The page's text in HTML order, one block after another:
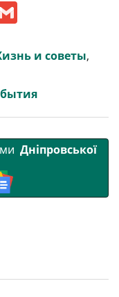
l и советы,
Дніпровської